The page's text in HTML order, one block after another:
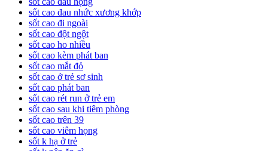
sốt cao đau nhức xương khớp
sốt cao đi ngoài
sốt cao đột ngột
sốt cao ho nhiều
sốt cao kèm phát ban
sốt cao mắt đỏ
sốt cao ở trẻ sơ sinh
sốt cao phát ban
sốt cao rét run ở trẻ em
sốt cao sau khi tiêm phòng
sốt cao trên 39
sốt cao viêm họng
sốt k hạ ở trẻ